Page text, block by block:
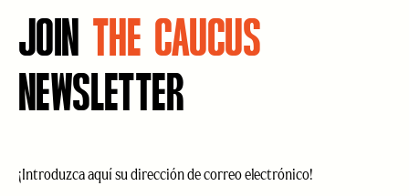
JOIN THE CAUCUS
NEWSLETTER
electrónico(Obligatorio)